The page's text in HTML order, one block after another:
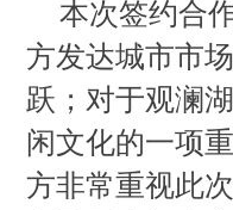
本次签约合
方发达城市市
跃；对于观澜
闲文化的一项
方非常重视此